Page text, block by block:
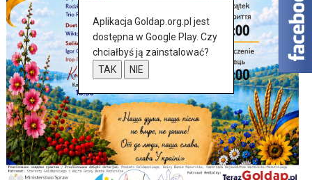
Aplikacja Goldap.org.pl jest
dostępna w Google Play. Czy
chciałbyś ją zainstalować?
TAK
NIE